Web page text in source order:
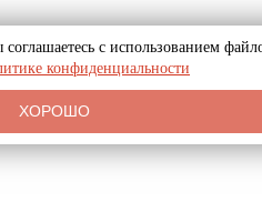
с использованием
конфиденциальности
ХОРОШО